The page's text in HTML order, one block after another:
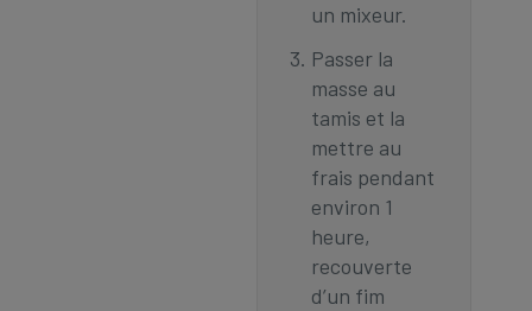
un mixeur. ​
Passer la
masse au
tamis et la
mettre au
frais pendant
environ 1
heure,
recouverte
d’un fim